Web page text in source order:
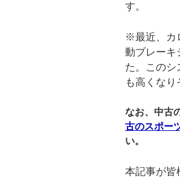
す。
※最近、カ
動ブレーキ
た。このシ
も高くなり
なお、中古
古のスポー
い。
本記事が皆